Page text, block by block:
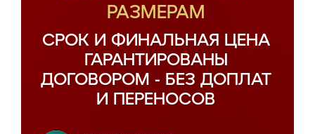
РАЗМЕРАМ
СРОК И ФИНАЛЬНАЯ ЦЕНА
ГАРАНТИРОВАНЫ
ДОГОВОРОМ - БЕЗ ДОПЛАТ
И ПЕРЕНОСОВ